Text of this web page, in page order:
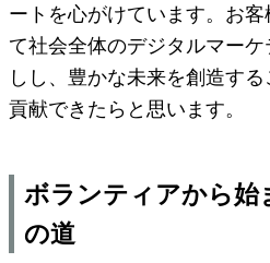
ートを心がけています。お
て社会全体のデジタルマー
しし、豊かな未来を創造す
貢献できたらと思います。
ボランティアから始
の道